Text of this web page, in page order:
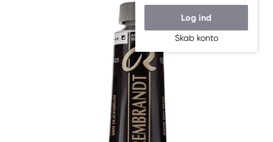
Log ind
Skab konto